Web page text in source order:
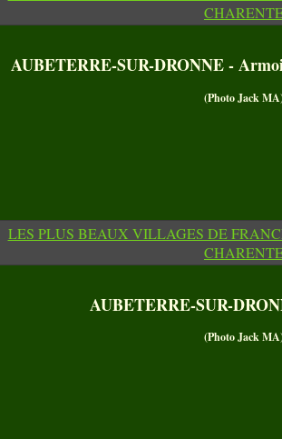
AUBETERRE-SUR-DRONNE -
(Photo Jack
AUBETERRE-SUR-
(Photo Jack